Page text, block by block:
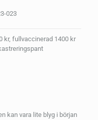
023
kr, fullvaccinerad 1400 kr
kan vara lite blyg i början